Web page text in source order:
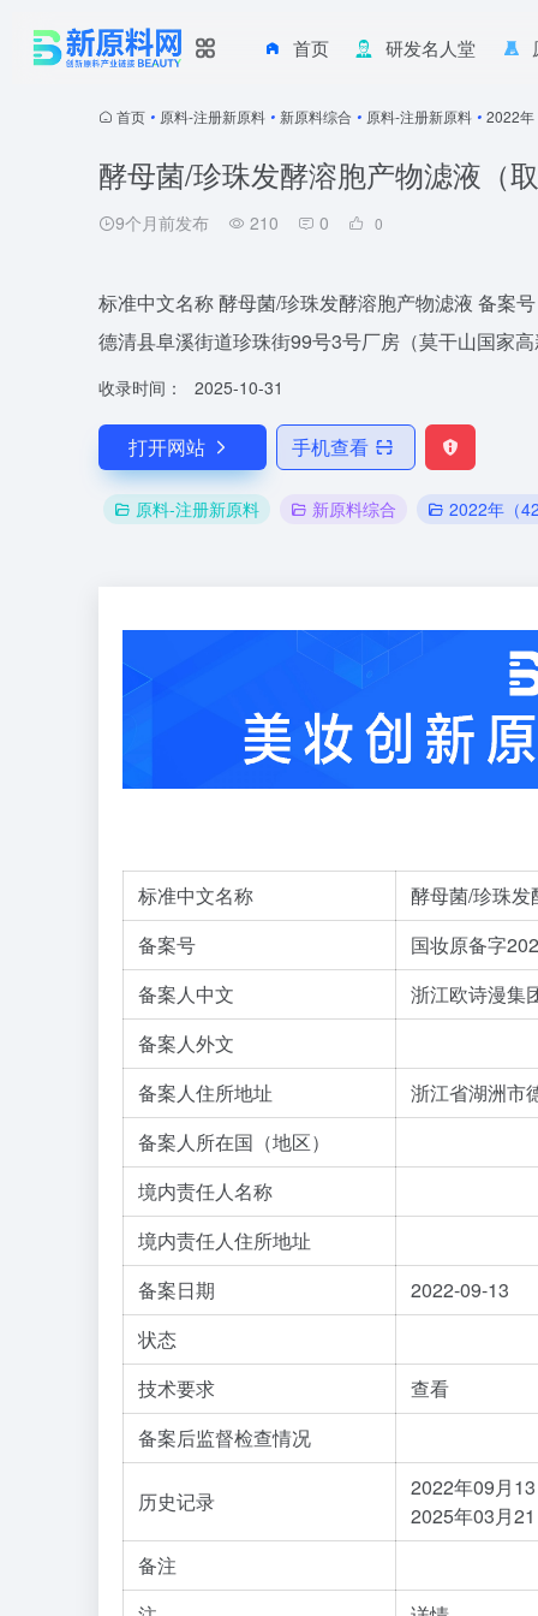
首页 研发名人堂
首页 • 原料-注册新原料 • 新原料综合 • 原料-注册新原料 • 2022年
酵母菌/珍珠发酵溶胞产物滤液（
9个月前发布 210 0 0
标准中文名称 酵母菌/珍珠发酵溶胞产物滤液 备案
德清县阜溪街道珍珠街99号3号厂房（莫干山国家
收录时间： 2025-10-31
打开网站 手机查看
原料-注册新原料 新原料综合 2022年（
标准中文名称
酵母菌/珍珠
备案号
国妆原备字
备案人中文
浙江欧诗漫集
备案人外文
备案人住所地址
浙江省湖洲市
备案人所在国（地区）
境内责任人名称
境内责任人住所地址
备案日期
2022-09-13
状态
技术要求
查看
备案后监督检查情况
历史记录
2022年09月
2025年03月
备注